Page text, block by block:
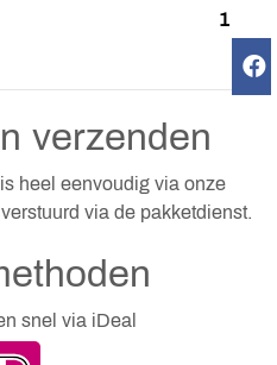
1
verzenden
heel eenvoudig via onze
via de pakketdienst.
snel via iDeal